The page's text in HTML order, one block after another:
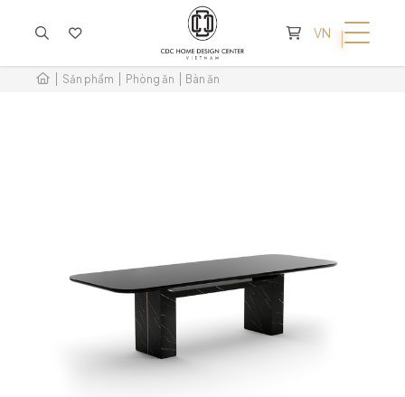
KHÔNG CÓ SẢN PHẨM TRONG GIỎ HÀNG
VN
Sản phẩm Phòng ăn Bàn ăn